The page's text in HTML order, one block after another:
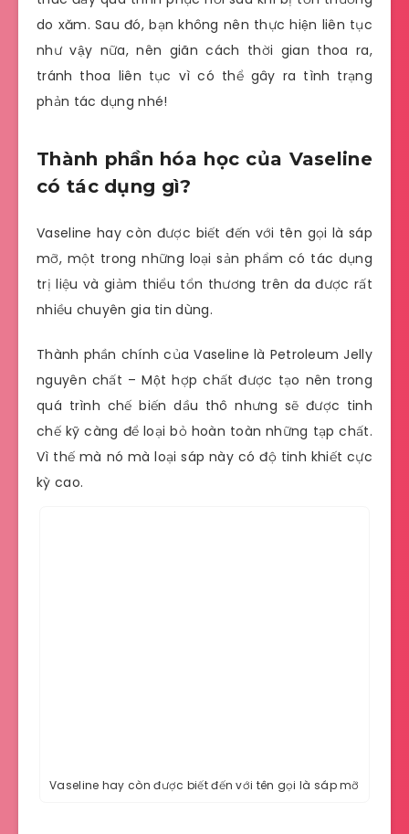
do xăm. Sau đó, bạn không nên thực hiện liên tục
như vậy nữa, nên giãn cách thời gian thoa ra,
tránh thoa liên tục vì có thể gây ra tình trạng
phản tác dụng nhé!
Thành phần hóa học của Vaseline
có tác dụng gì?
Vaseline hay còn được biết đến với tên gọi là sáp
mỡ, một trong những loại sản phẩm có tác dụng
trị liệu và giảm thiểu tổn thương trên da được rất
nhiều chuyên gia tin dùng.
Thành phần chính của Vaseline là Petroleum Jelly
nguyên chất – Một hợp chất được tạo nên trong
quá trình chế biến dầu thô nhưng sẽ được tinh
chế kỹ càng để loại bỏ hoàn toàn những tạp chất.
Vì thế mà nó mà loại sáp này có độ tinh khiết cực
kỳ cao.
Vaseline hay còn được biết đến với tên gọi là sáp mỡ